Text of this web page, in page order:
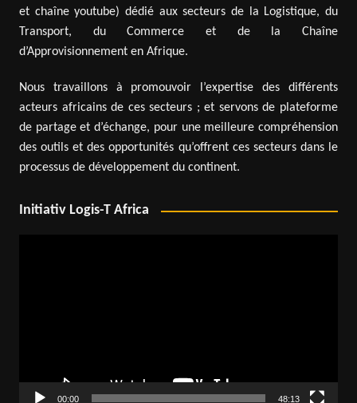
et chaîne youtube) dédié aux secteurs de la Logistique, du
Transport, du Commerce et de la Chaîne
d’Approvisionnement en Afrique.
Nous travaillons à promouvoir l’expertise des différents
acteurs africains de ces secteurs ; et servons de plateforme
de partage et d’échange, pour une meilleure compréhension
des outils et des opportunités qu’offrent ces secteurs dans le
processus de développement du continent.
Initiativ Logis-T Africa
00:00 48:13